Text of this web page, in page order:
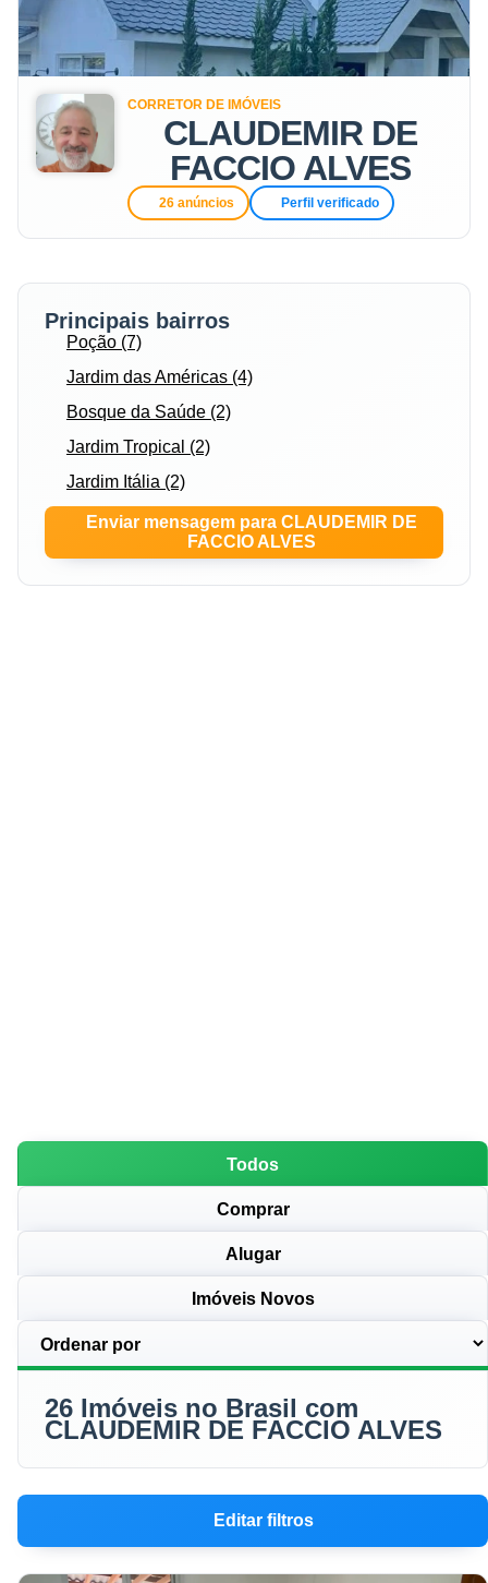
CORRETOR DE IMÓVEIS
CLAUDEMIR DE
FACCIO ALVES
26 anúncios Perfil verificado
Principais bairros
Poção (7)
Jardim das Américas (4)
Bosque da Saúde (2)
Jardim Tropical (2)
Jardim Itália (2)
Enviar mensagem para CLAUDEMIR DE
FACCIO ALVES
Todos
Comprar
Alugar
Imóveis Novos
26 Imóveis no Brasil com
CLAUDEMIR DE FACCIO ALVES
Editar filtros